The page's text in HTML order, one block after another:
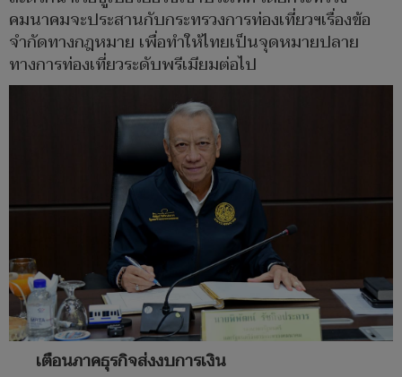
คมนาคมจะประสานกับกระทรวงการท่องเที่ยวฯเรื่องข้อ
จำกัดทางกฎหมาย เพื่อทำให้ไทยเป็นจุดหมายปลาย
ทางการท่องเที่ยวระดับพรีเมียมต่อไป
เตือนภาคธุรกิจส่งงบการเงิน